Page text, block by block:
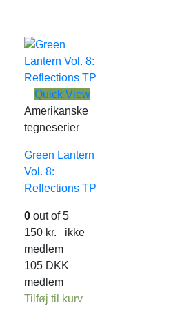
Quick View
Amerikanske
tegneserier
Green Lantern
Vol. 8:
Reflections TP
0out of 5
150 kr. ikke
medlem
105 DKK
medlem
Tilføj til kurv